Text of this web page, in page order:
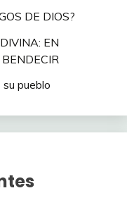
DE DIOS?
EN
pueblo